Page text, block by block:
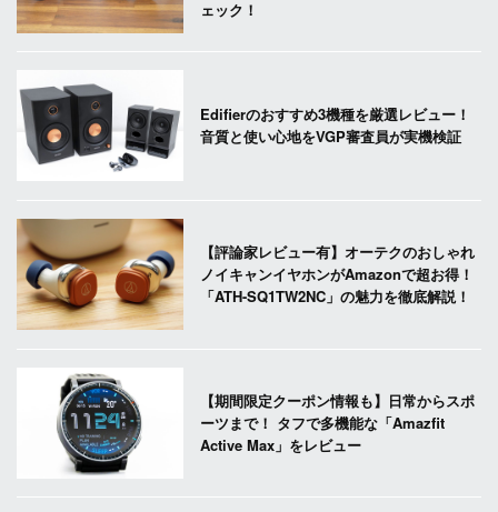
ェック！
Edifierのおすすめ3機種を厳選レビュー！
音質と使い心地をVGP審査員が実機検証
【評論家レビュー有】オーテクのおしゃれ
ノイキャンイヤホンがAmazonで超お得！
「ATH-SQ1TW2NC」の魅力を徹底解説！
【期間限定クーポン情報も】日常からスポ
ーツまで！ タフで多機能な「Amazfit
Active Max」をレビュー